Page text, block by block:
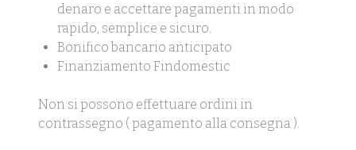
denaro e accettare pagamenti in modo
rapido, semplice e sicuro.
Bonifico bancario anticipato
Finanziamento Findomestic
Non si possono effettuare ordini in
contrassegno ( pagamento alla consegna ).